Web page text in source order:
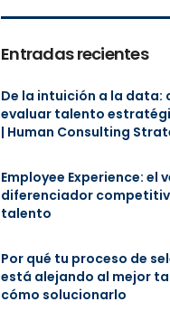
Entradas recientes
De la intuición a la data:
evaluar talento
| Human Consulting
Employee Experience: el
diferenciador
talento
Por qué tu proceso de
está alejando al mejor
cómo solucionarlo